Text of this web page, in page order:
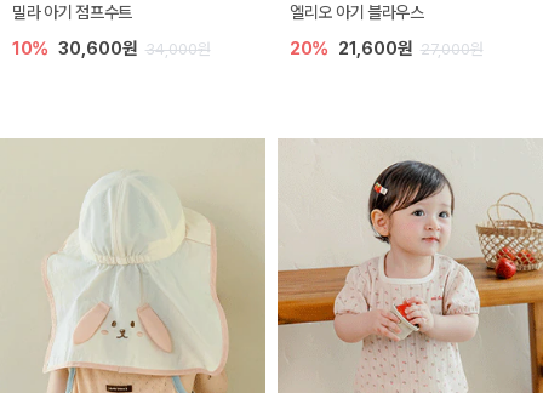
밀라 아기 점프수트
10% 30,600원 34,000원
엘리오 아기 블라우스
20% 21,600원 27,000원